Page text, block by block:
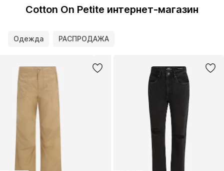
Cotton On Petite интернет-магазин
Одежда РАСПРОДАЖА